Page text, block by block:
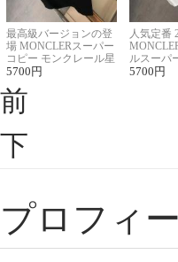
最高級バージョンの登
場 MONCLERスーパー
コピー モンクレール星
座半袖Tシャツ
5700 円
人気定番
ルスーパ
ント半袖T
5700 円
前
下
プロフィ